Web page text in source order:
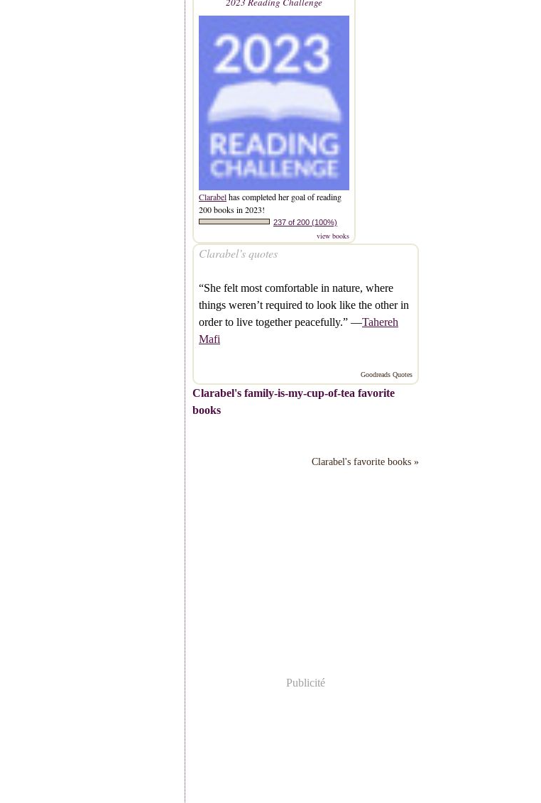
Clarabelhas completed her goal of reading
200 books in 2023!
237 of 200 (100%)
view books
Clarabel’s quotes
“She felt most comfortable in nature, where
things weren’t required to look like the other in
order to live together peacefully.” —Tahereh
Mafi
Goodreads Quotes
Clarabel's family-is-my-cup-of-tea favorite
books
Clarabel's favorite books »
Publicité